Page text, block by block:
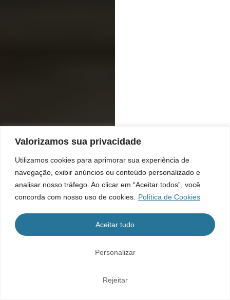
Valorizamos sua privacidade
Utilizamos cookies para aprimorar sua experiência de
navegação, exibir anúncios ou conteúdo personalizado e
analisar nosso tráfego. Ao clicar em “Aceitar todos”, você
concorda com nosso uso de cookies.
Política de Cookies
Personalizar
Rejeitar
Aceitar tudo